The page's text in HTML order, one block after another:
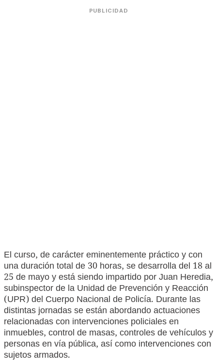
PUBLICIDAD
El curso, de carácter eminentemente práctico y con
una duración total de 30 horas, se desarrolla del 18 al
25 de mayo y está siendo impartido por Juan Heredia,
subinspector de la Unidad de Prevención y Reacción
(UPR) del Cuerpo Nacional de Policía. Durante las
distintas jornadas se están abordando actuaciones
relacionadas con intervenciones policiales en
inmuebles, control de masas, controles de vehículos y
personas en vía pública, así como intervenciones con
sujetos armados.